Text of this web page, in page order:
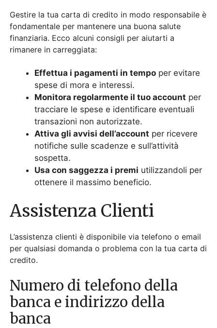
Gestire la tua carta di credito in modo responsabile è
fondamentale per mantenere una buona salute
finanziaria. Ecco alcuni consigli per aiutarti a
rimanere in carreggiata:
Effettua i pagamenti in tempo per evitare
spese di mora e interessi.
Monitora regolarmente il tuo account per
tracciare le spese e identificare eventuali
transazioni non autorizzate.
Attiva gli avvisi dell’account per ricevere
notifiche sulle scadenze e sull’attività
sospetta.
Usa con saggezza i premi utilizzandoli per
ottenere il massimo beneficio.
Assistenza Clienti
L’assistenza clienti è disponibile via telefono o email
per qualsiasi domanda o problema con la tua carta di
credito.
Numero di telefono della
banca e indirizzo della
banca